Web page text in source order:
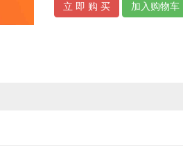
2022年第2期二级建造师继
2023年第4期二级建造师
立 即 购 买 加入购物车